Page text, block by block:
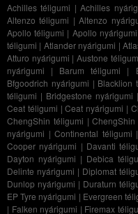
Achilles téligumi |Achilles
Altenzo téligumi |Altenzo
Apollo téligumi | Apollo nyárigumi
téligumi | Atlander nyárigumi |
Atturo nyárigumi |Austone
nyárigumi | Barum téligumi |
Bfgoodrich nyárigumi | Blacklion
téligumi | Bridgestone nyárigumi |
Ceat téligumi |Ceat nyárigumi |
ChengShin téligumi |
nyárigumi | Continental téligumi |
Cooper nyárigumi | Davanti
Dayton nyárigumi | Debica
Delinte nyárigumi | Diplomat
Dunlop nyárigumi | Duraturn
EP Tyre nyárigumi | Evergreen
| Falken nyárigumi | Firemax